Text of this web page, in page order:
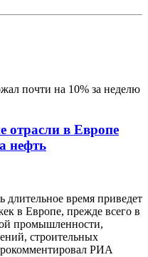
почти на 10% за неделю
отрасли в Европе
нефть
время приведет
в Европе, прежде всего в
промышленности,
строительных
РИА